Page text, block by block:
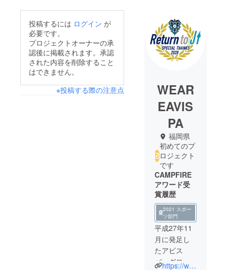
投稿するには ログイン が
必要です。
プロジェクトオーナーの承
認後に掲載されます。承認
された内容を削除すること
はできません。
※投稿する際の注意点
WEAR
EAVIS
PA
福岡県
初めてのプ
ロジェクト
です
CAMPFIRE
アワード受
賞履歴
2021 スポー
ツ部門
平成27年11
月に発足し
たアビス
パ・グロー https://www.avispa.co.jp/